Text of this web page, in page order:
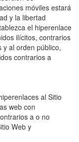
móviles estará
y la libertad
el hiperenlace
ilícitos, contrarios
y al orden público,
contrarios a
al Sitio
web con
a o no
Web y